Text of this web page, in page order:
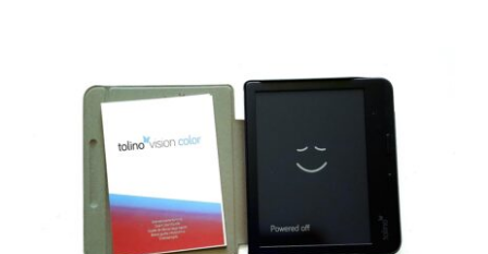
E-Book-Reader Tolino Vision Color